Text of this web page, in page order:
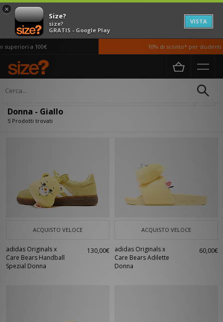
×
Size?
size?
GRATIS - Google Play
VISTA
a 100€ 10% di sconto* per studenti
Home Donna
Donna - Giallo
5 Prodotti trovati
ACQUISTO VELOCE
adidas Originals x
Care Bears Handball
Spezial Donna
130,00€
ACQUISTO VELOCE
adidas Originals x
Care Bears Adilette
Donna
60,00€